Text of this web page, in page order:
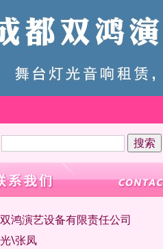
鸿演艺设备有限责任公司
\张凤